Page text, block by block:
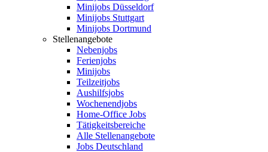
Minijobs Düsseldorf
Minijobs Stuttgart
Minijobs Dortmund
Stellenangebote
Nebenjobs
Ferienjobs
Minijobs
Teilzeitjobs
Aushilfsjobs
Wochenendjobs
Home-Office Jobs
Tätigkeitsbereiche
Alle Stellenangebote
Jobs Deutschland